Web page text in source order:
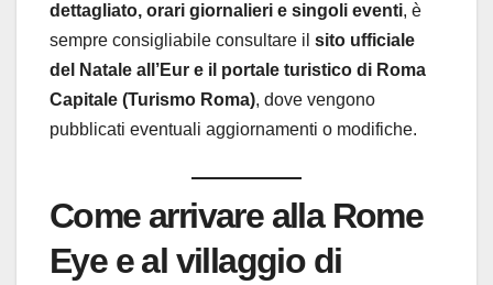
dettagliato, orari giornalieri e singoli eventi, è
sempre consigliabile consultare il sito ufficiale
del Natale all’Eur e il portale turistico di Roma
Capitale (Turismo Roma), dove vengono
pubblicati eventuali aggiornamenti o modifiche.
Come arrivare alla Rome
Eye e al villaggio di